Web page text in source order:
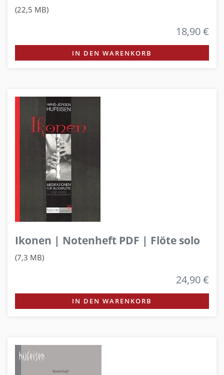
(22,5 MB)
18,90 €
IN DEN WARENKORB
Ikonen | Notenheft PDF | Flöte solo
(7,3 MB)
24,90 €
IN DEN WARENKORB